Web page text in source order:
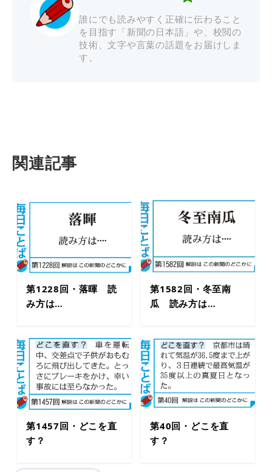
誰にでも読みやすく正確に伝わること
を目指す「新聞の日本語」や、校閲の
技術、文字や言葉の話題をお届けしま
す。
関連記事
第1228回・落暉 読
み方は…
第1582回・冬至南
瓜 読み方は…
第1457回・どこを直
す？
第40回・どこを直
す？